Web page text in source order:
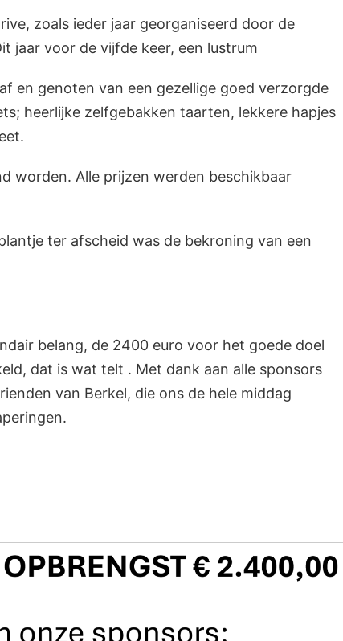
zoals ieder jaar georganiseerd door de
jaar voor de vijfde keer, een lustrum
en genoten van een gezellige goed verzorgde
heerlijke zelfgebakken taarten, lekkere hapjes
worden. Alle prijzen werden beschikbaar
ter afscheid was de bekroning van een
belang, de 2400 euro voor het goede doel
dat is wat telt . Met dank aan alle sponsors
van Berkel, die ons de hele middag